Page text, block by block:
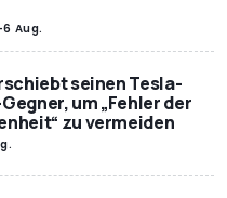
6 Aug.
seinen Tesla-
um „Fehler der
zu vermeiden